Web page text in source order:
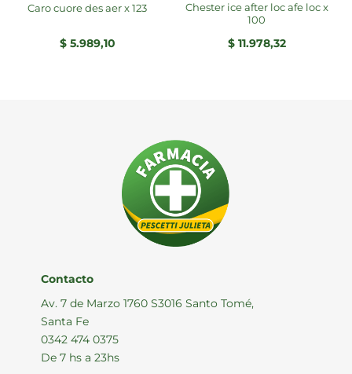
caro cuore des aer x 123
$5.989,10
chester ice after loc afe loc x
100
$11.978,32
Contacto
Av. 7 de Marzo 1760 S3016 Santo Tomé,
Santa Fe
0342 474 0375
De 7 hs a 23hs